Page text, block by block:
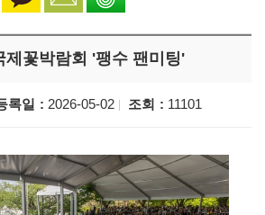
제꽃박람회 '팽수 팬미팅'
록일 2026-05-02 조회 11101